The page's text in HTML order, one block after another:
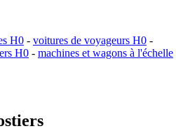
H0 - voitures de voyageurs H0 -
H0 - machines et wagons à l'échelle